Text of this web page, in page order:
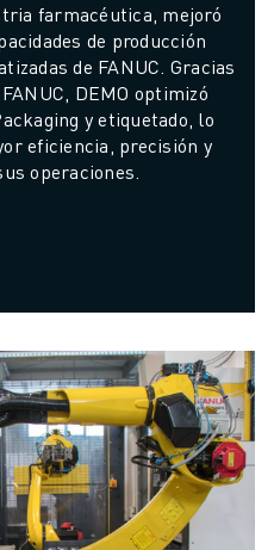
farmacéutica, mejoró
de producción
de FANUC. Gracias
DEMO optimizó
y etiquetado, lo
eficiencia, precisión y
operaciones.